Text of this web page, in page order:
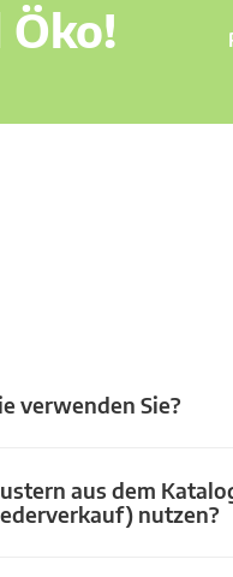
verwenden Sie?
aus dem
nutzen?